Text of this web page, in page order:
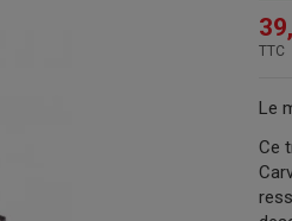
TTC
Le
Ce